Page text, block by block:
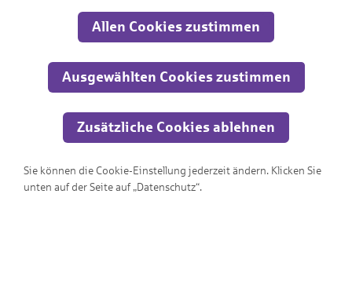
Wo ist der Ausgang?!?
anpassen und verbessern können. Aus diesem Grund nutzen wir
Google Analytics. Dieses Werkzeug erfasst die Seitenaufrufe zu
Übertragung anonymisiert.
Allen Cookies zustimmen
Ausgewählten Cookies zustimmen
Zusätzliche Cookies ablehnen
Sie können die Cookie-Einstellung jederzeit ändern. Klicken Sie
unten auf der Seite auf „Datenschutz“.